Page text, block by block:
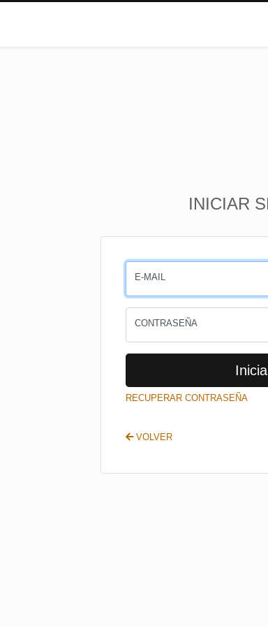
INICIAR
E-MAIL
CONTRASEÑA
RECUPERAR CONTRASEÑA
VOLVER